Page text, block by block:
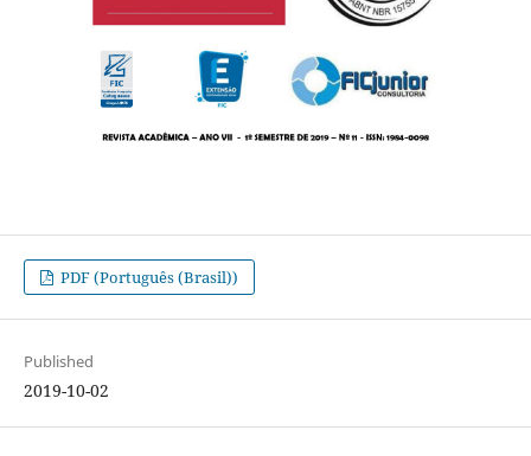
PDF (Português (Brasil))
Published
2019-10-02